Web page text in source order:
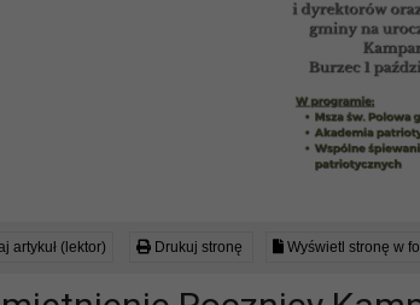
artykuł (lektor) Drukuj stronę Wyświetl stronę w